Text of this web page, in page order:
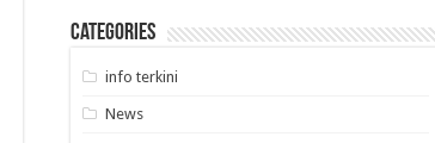
Categories
info terkini
News